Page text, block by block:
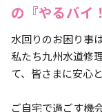
の『やるバイ
水回りのお困り事
私たち九州水道修
て、皆さまに安心
ご自宅で過ごす機